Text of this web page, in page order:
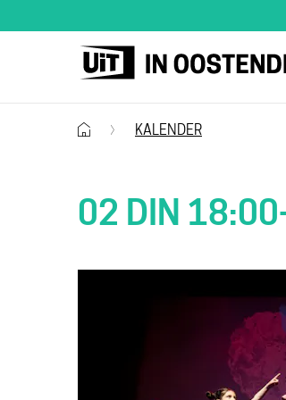
UiT
Oostende
StartpaginaKALENDER
02 DIN